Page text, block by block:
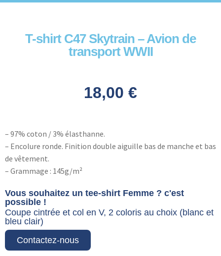
T-shirt C47 Skytrain – Avion de
transport WWII
18,00 €
– 97% coton / 3% élasthanne.
– Encolure ronde. Finition double aiguille bas de manche et bas
de vêtement.
– Grammage : 145g/m²
Vous souhaitez un tee-shirt Femme ? c'est
possible !
Coupe cintrée et col en V, 2 coloris au choix (blanc et
bleu clair)
Contactez-nous